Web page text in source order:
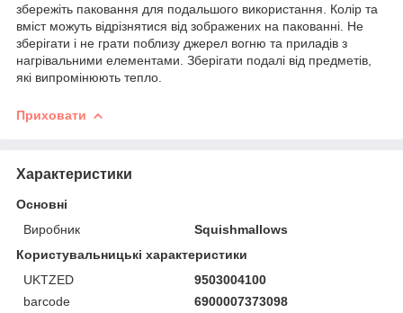
збережіть паковання для подальшого використання. Колір та
вміст можуть відрізнятися від зображених на пакованні. Не
зберігати і не грати поблизу джерел вогню та приладів з
нагрівальними елементами. Зберігати подалі від предметів,
які випромінюють тепло.
Приховати
Характеристики
Основні
Виробник
Squishmallows
Користувальницькі характеристики
UKTZED
9503004100
barcode
6900007373098